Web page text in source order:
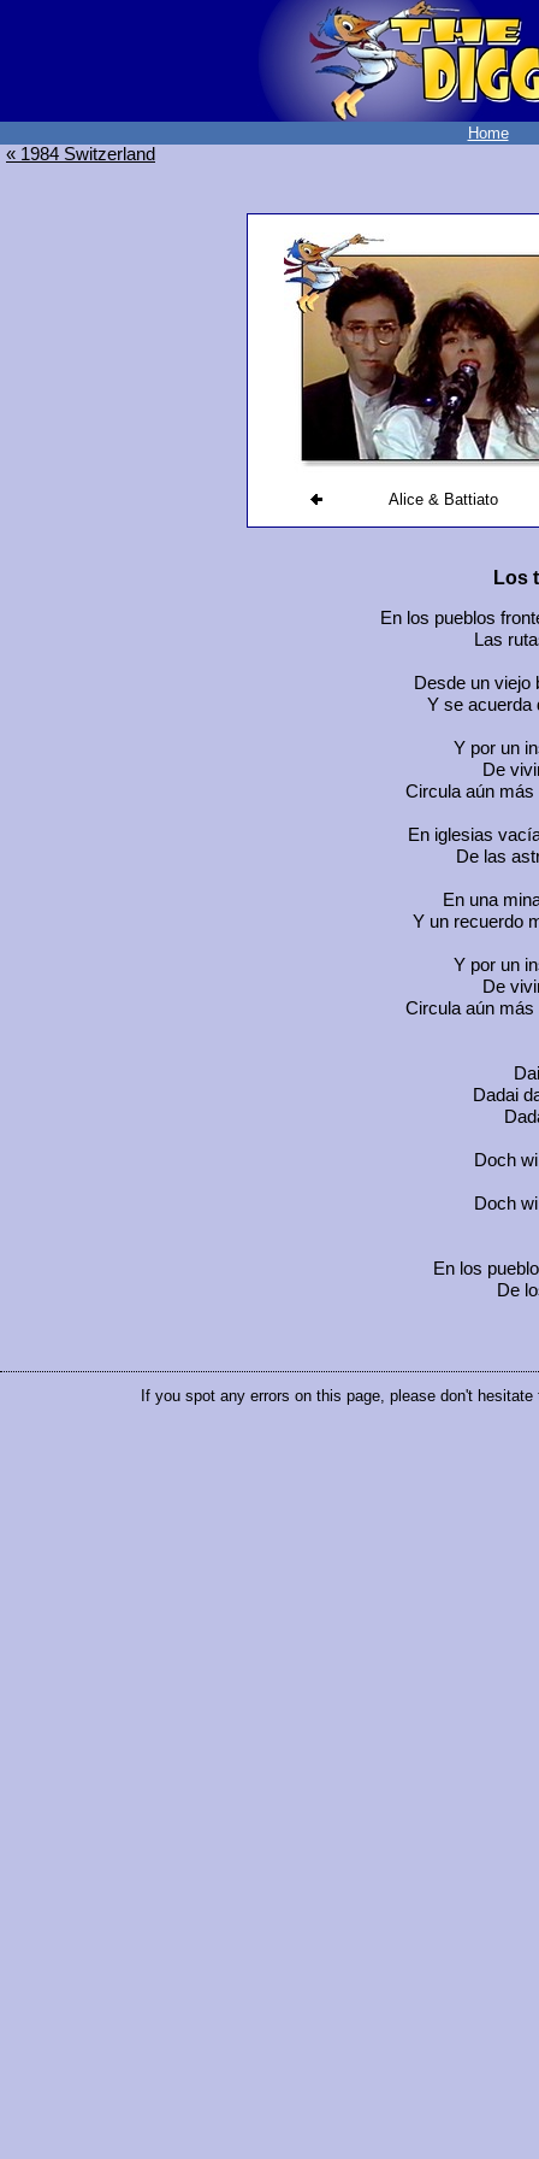
Home
« 1984 Switzerland
Alice & Battiato
Los
En los pueblos
Las
Desde un viejo
Y se acuerda
Y por un
De
Circula aún más
En iglesias
De las
En una
Y un recuerdo
Y por un
De
Circula aún más
Dadai
Doch
Doch
En los
De
If you spot any errors on this page, please don't